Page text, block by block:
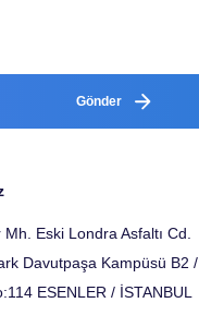
Gönder
Eski Londra Asfaltı Cd.
Davutpaşa Kampüsü B2 /
ESENLER / İSTANBUL